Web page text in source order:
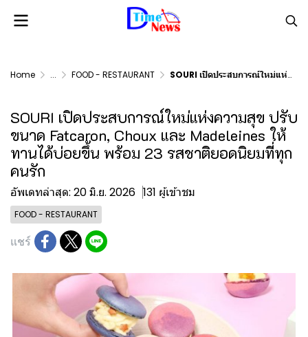
Home ... FOOD - RESTAURANT SOURI เปิดประสบการณ์ใหม่แห่งความสุข ปรับขนาด Fatcaron, Choux และ Madeleines ให้ทานได้บ่อยขึ้น พร้อม 23 รสชาติยอดนิยมที่ทุกคนรัก
SOURI เปิดประสบการณ์ใหม่แห่งความสุข ปรับ
ขนาด Fatcaron, Choux และ Madeleines ให้
ทานได้บ่อยขึ้น พร้อม 23 รสชาติยอดนิยมที่ทุก
คนรัก
อัพเดทล่าสุด: 20 มิ.ย. 2026 131 ผู้เข้าชม
FOOD - RESTAURANT
แชร์